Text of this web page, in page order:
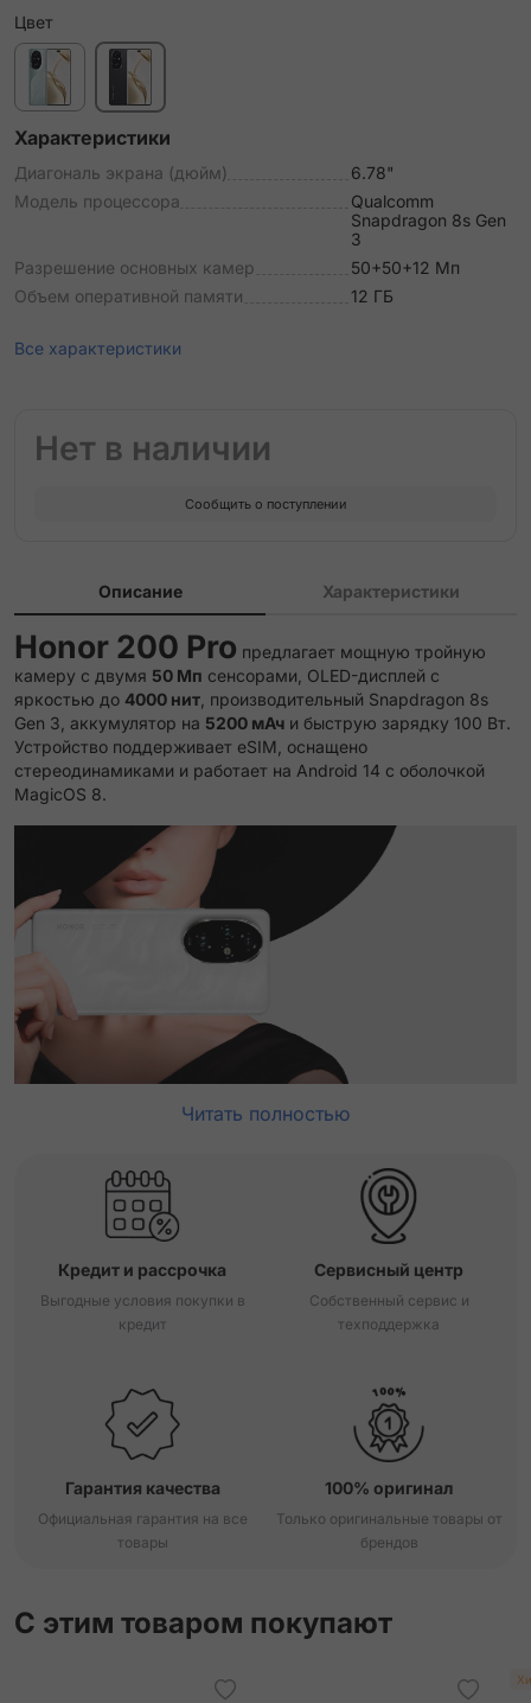
Цвет
Характеристики
Диагональ экрана (дюйм)
6.78"
Модель процессора
Qualcomm
Snapdragon 8s Gen
3
Разрешение основных камер
50+50+12 Мп
Объем оперативной памяти
12 ГБ
Все характеристики
Нет в наличии
Сообщить о поступлении
Описание Характеристики
Honor 200 Pro предлагает мощную тройную
камеру с двумя 50 Мп сенсорами, OLED-дисплей с
яркостью до 4000 нит , производительный Snapdragon 8s
Gen 3, аккумулятор на 5200 мАч и быструю зарядку 100 Вт.
Устройство поддерживает eSIM, оснащено
стереодинамиками и работает на Android 14 с оболочкой
MagicOS 8.
Читать полностью
Кредит и рассрочка
Выгодные условия покупки в
кредит
Сервисный центр
Собственный сервис и
техподдержка
Гарантия качества
Официальная гарантия на все
товары
100% оригинал
Только оригинальные товары от
брендов
С этим товаром покупают